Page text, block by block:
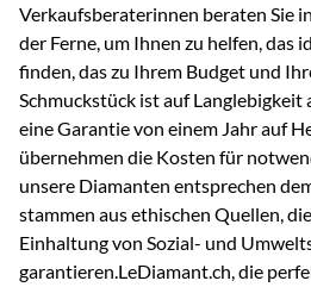
Verkaufsberaterinnen beraten Sie
der Ferne, um Ihnen zu helfen, das
finden, das zu Ihrem Budget und
Schmuckstück ist auf Langlebigkeit
eine Garantie von einem Jahr auf
übernehmen die Kosten für
unsere Diamanten entsprechen
stammen aus ethischen Quellen,
Einhaltung von Sozial- und
garantieren.LeDiamant.ch, die